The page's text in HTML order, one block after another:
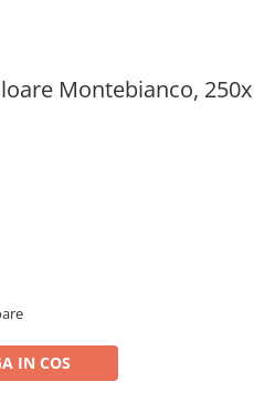
Montebianco,
IN COS